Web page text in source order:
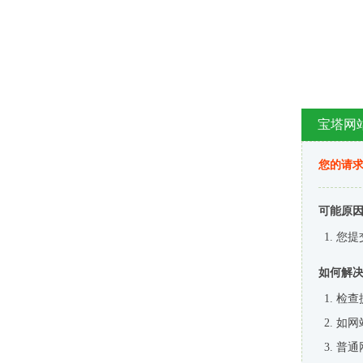
宝塔网
您的请
可能原
您提
如何解
检查
如网
普通